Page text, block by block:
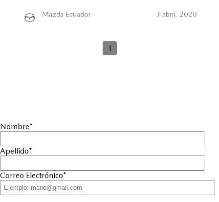
Mazda Ecuador 3 abril, 2020
1
Nombre*
Apellido*
Correo Electrónico*